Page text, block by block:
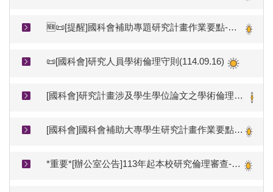
🆕📜[提醒]國科會補助專題研究計畫作業要點-有關REC核准文件的規範(115.04.10修正生效)
📜[國科會]研究人員學術倫理守則(114.09.16)
[國科會]研究計畫涉及學生學位論文之學術倫理參考指引(112.06.16) Best Practice Guide on Academic Ethics for Research Projects Involving Students’ Degree Theses and Dissertations by the National Science and Technology Council
[國科會]國科會補助大專學生研究計畫作業要點(113.11.01更新)-需檢附6小時學術倫理時數
*重要*[辦公室公告]113年起本校研究倫理審查-新案採線上送審(更新V4_11407)